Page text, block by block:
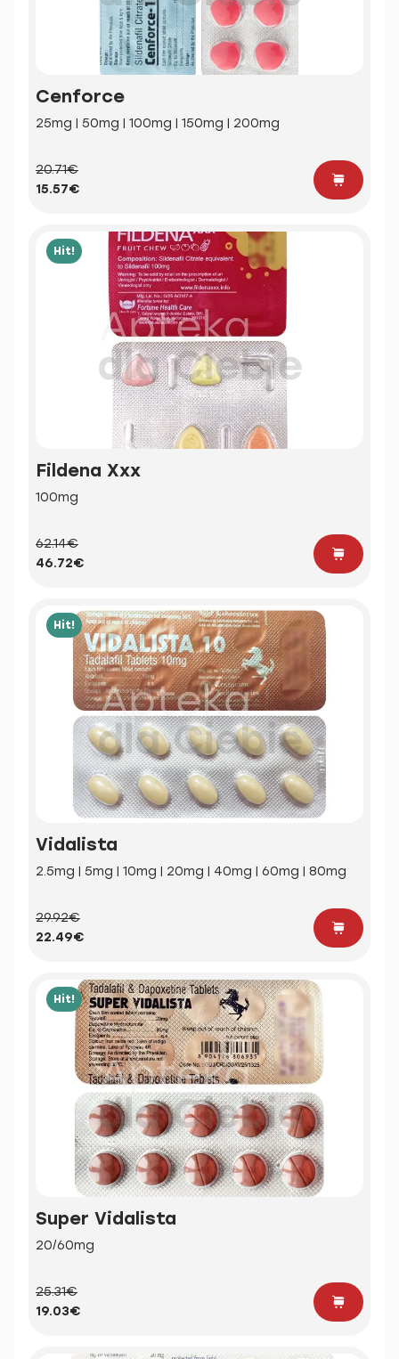
Cenforce
25mg | 50mg | 100mg | 150mg | 200mg
20.71€
15.57€
Hit!
Fildena Xxx
100mg
62.14€
46.72€
Hit!
Vidalista
2.5mg | 5mg | 10mg | 20mg | 40mg | 60mg | 80mg
29.92€
22.49€
Hit!
Super Vidalista
20/60mg
25.31€
19.03€